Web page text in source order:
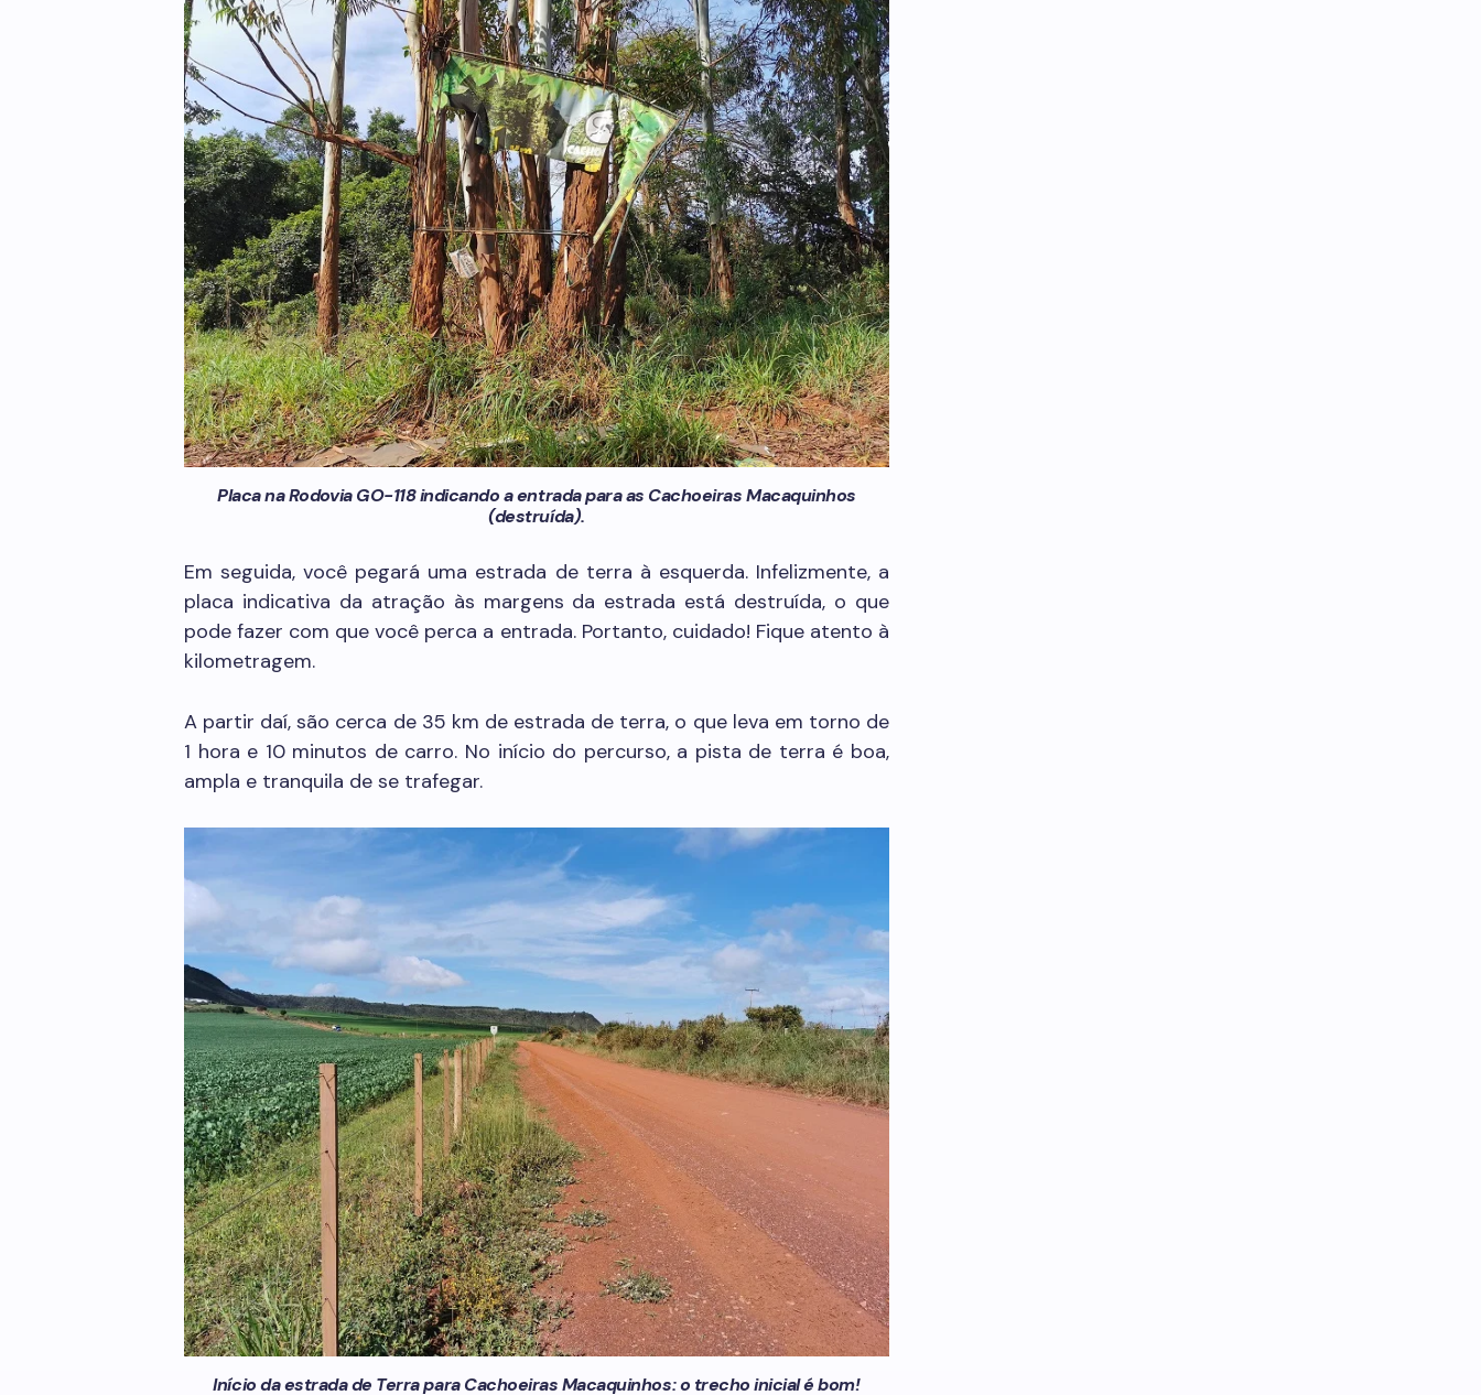
Placa na Rodovia GO-118 indicando a entrada para as Cachoeiras Macaquinhos
(destruída).
Em seguida, você pegará uma estrada de terra à esquerda. Infelizmente, a
placa indicativa da atração às margens da estrada está destruída, o que
pode fazer com que você perca a entrada. Portanto, cuidado! Fique atento à
kilometragem.
A partir daí, são cerca de 35 km de estrada de terra, o que leva em torno de
1 hora e 10 minutos de carro. No início do percurso, a pista de terra é boa,
ampla e tranquila de se trafegar.
Início da estrada de Terra para Cachoeiras Macaquinhos: o trecho inicial é bom!